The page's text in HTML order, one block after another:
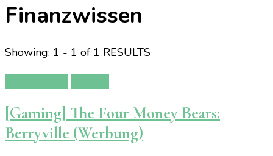
Finanzwissen
Showing: 1 - 1 of 1 RESULTS
[Gaming] The Four Money Bears:
Berryville (Werbung)